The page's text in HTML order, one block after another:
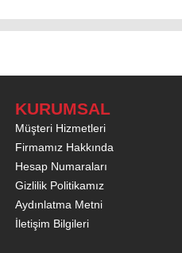
KURUMSAL
Müşteri Hizmetleri
Firmamız Hakkında
Hesap Numaraları
Gizlilik Politikamız
Aydınlatma Metni
İletişim Bilgileri